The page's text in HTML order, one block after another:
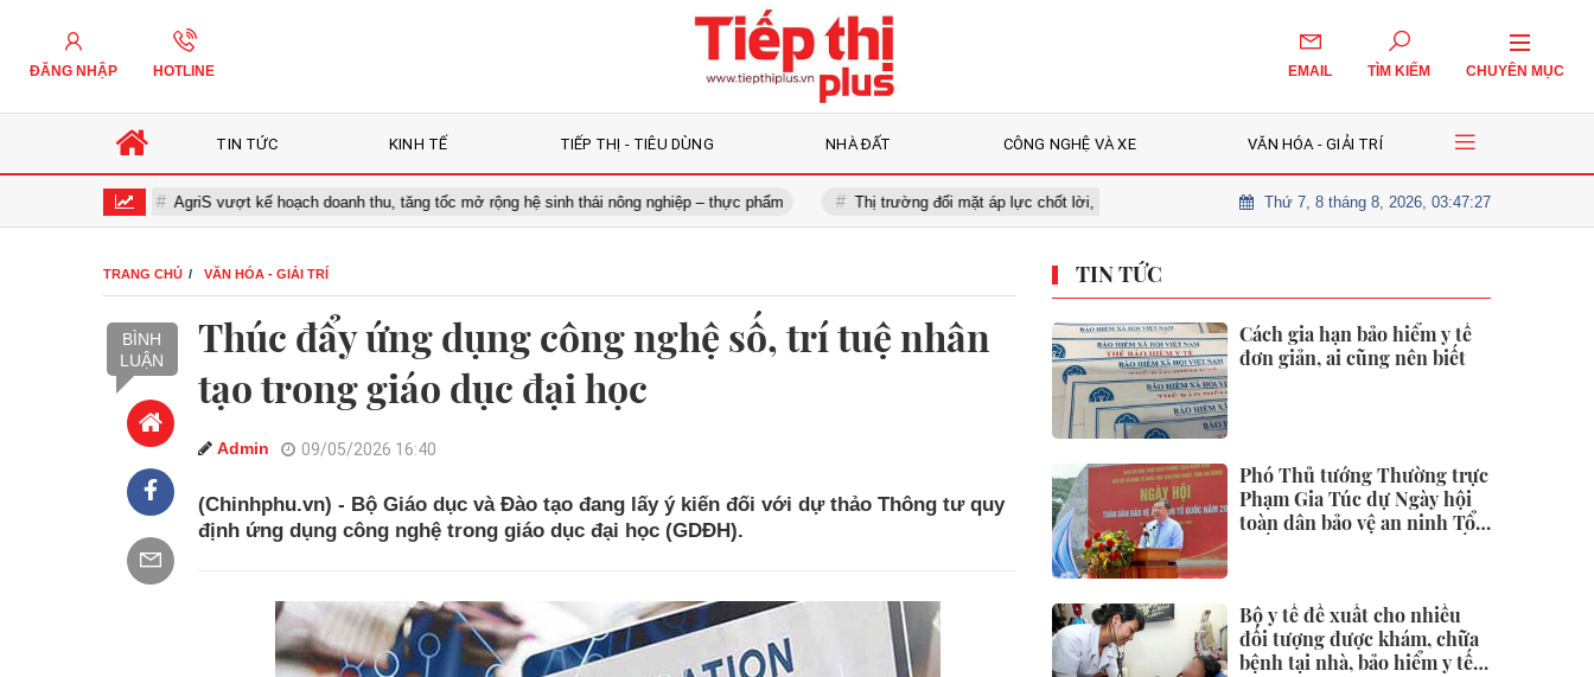
ĐĂNG NHẬP HOTLINE EMAIL TÌM KIẾM CHUYÊN MỤC
TIN TỨC KINH TẾ TIẾP THỊ - TIÊU DÙNG NHÀ ĐẤT CÔNG NGHỆ VÀ XE VĂN HÓA - GIẢI TRÍ
AgriS vượt kế hoạch doanh thu, tăng tốc mở rộng hệ sinh thái nông nghiệp – thực phẩm Thị trường đối mặt áp lực chốt lời, nên chờ nhịp điều chỉnh để giải ngân? Cô gái 26 tuổi tử vong vì nốt
Thứ 7, 8 tháng 8, 2026, 03:47:29
TRANG CHỦ VĂN HÓA - GIẢI TRÍ
BÌNH
LUẬN
Thúc đẩy ứng dụng công nghệ số, trí tuệ nhân
tạo trong giáo dục đại học
Admin 09/05/2026 16:40
(Chinhphu.vn) - Bộ Giáo dục và Đào tạo đang lấy ý kiến đối với dự thảo Thông tư quy
định ứng dụng công nghệ trong giáo dục đại học (GDĐH).
TIN TỨC
Cách gia hạn bảo hiểm y tế
đơn giản, ai cũng nên biết
Phó Thủ tướng Thường trực
Phạm Gia Túc dự Ngày hội
toàn dân bảo vệ an ninh Tổ
Bộ y tế đề xuất cho nhiều
đối tượng được khám, chữa
bệnh tại nhà, bảo hiểm y tế